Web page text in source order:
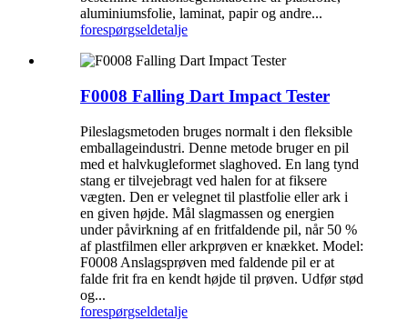
aluminiumsfolie, laminat, papir og andre...
forespørgseldetalje
F0008 Falling Dart Impact Tester
Pileslagsmetoden bruges normalt i den fleksible
emballageindustri. Denne metode bruger en pil
med et halvkugleformet slaghoved. En lang tynd
stang er tilvejebragt ved halen for at fiksere
vægten. Den er velegnet til plastfolie eller ark i
en given højde. Mål slagmassen og energien
under påvirkning af en fritfaldende pil, når 50 %
af plastfilmen eller arkprøven er knækket. Model:
F0008 Anslagsprøven med faldende pil er at
falde frit fra en kendt højde til prøven. Udfør stød
og...
forespørgseldetalje